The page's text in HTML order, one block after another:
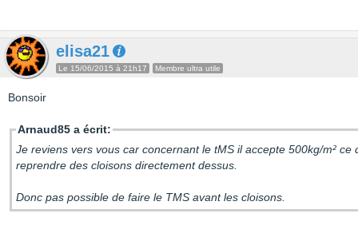
elisa21
Le 15/06/2015 à 21h17 Membre ultra utile
Bonsoir
Arnaud85 a écrit:
Je reviens vers vous car concernant le tMS il accepte 500kg/m² ce
reprendre des cloisons directement dessus.
Donc pas possible de faire le TMS avant les cloisons.